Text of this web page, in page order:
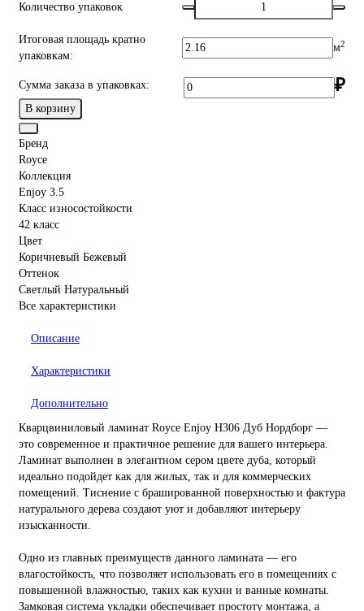
Количество упаковок
Итоговая площадь кратно
упаковкам:
м2
Сумма заказа в упаковках: ₽
В корзину
Бренд
Royce
Коллекция
Enjoy 3.5
Класс износостойкости
42 класс
Цвет
Коричневый Бежевый
Оттенок
Светлый Натуральный
Все характеристики
Описание
Характеристики
Дополнительно
Кварцвиниловый ламинат Royce Enjoy Н306 Дуб Нордборг —
это современное и практичное решение для вашего интерьера.
Ламинат выполнен в элегантном сером цвете дуба, который
идеально подойдет как для жилых, так и для коммерческих
помещений. Тиснение с брашированной поверхностью и фактура
натурального дерева создают уют и добавляют интерьеру
изысканности.
Одно из главных преимуществ данного ламината — его
влагостойкость, что позволяет использовать его в помещениях с
повышенной влажностью, таких как кухни и ванные комнаты.
Замковая система укладки обеспечивает простоту монтажа, а